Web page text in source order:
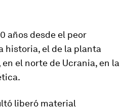
años desde el peor
historia, el de la planta
el norte de Ucrania, en la
liberó material